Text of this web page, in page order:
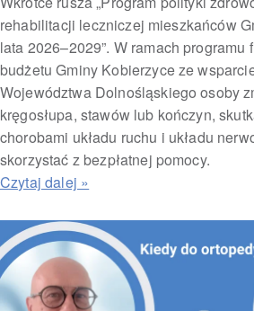
rehabilitacji leczniczej mieszkańców
lata 2026–2029”. W ramach programu
budżetu Gminy Kobierzyce ze
Województwa Dolnośląskiego osoby
kręgosłupa, stawów lub kończyn,
chorobami układu ruchu i układu
skorzystać z bezpłatnej pomocy.